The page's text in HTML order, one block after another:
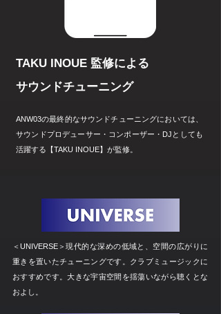
TAKU INOUE 監修による
​サウンドチューニング
ANW03の最終的なサウンドチューニングにおいては、
サウンドプロデューサー・コンポーザー・DJとしても
活躍する【TAKU INOUE】が監修。
＜UNIVERSE＞現代的な深めの低域と、空間の広がりに
重きを置いたチューニングです。クラブミュージックに
おすすめです。大きな宇宙空間を揺蕩いながら聴くとな
およし。